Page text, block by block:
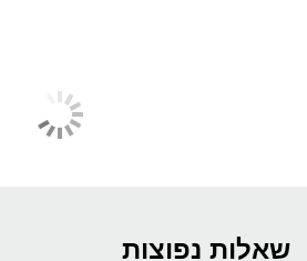
שאלות נפוצות